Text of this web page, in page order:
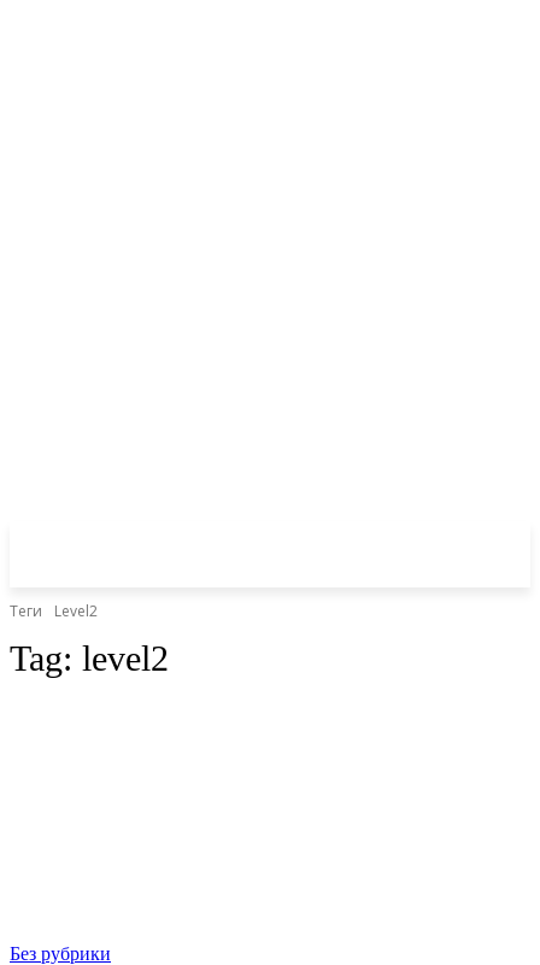
Теги Level2
Tag: level2
Без рубрики